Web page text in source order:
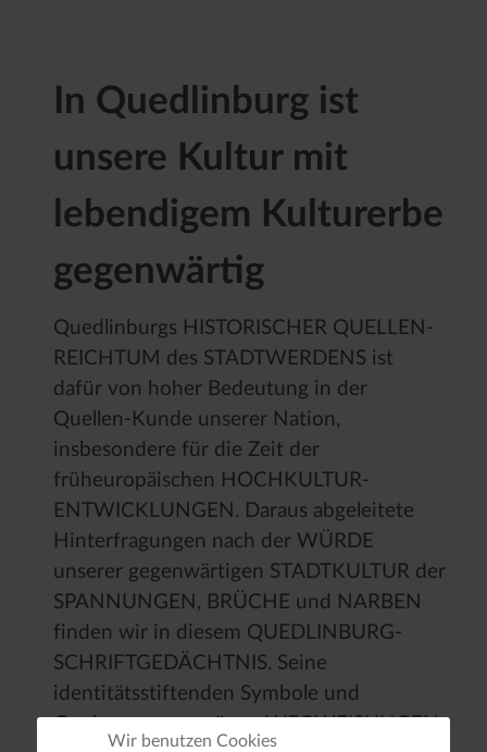
In Quedlinburg ist
unsere Kultur mit
lebendigem Kulturerbe
gegenwärtig
Quedlinburgs HISTORISCHER QUELLEN-
REICHTUM des STADTWERDENS ist
dafür von hoher Bedeutung in der
Quellen-Kunde unserer Nation,
insbesondere für die Zeit der
früheuropäischen HOCHKULTUR-
ENTWICKLUNGEN. Daraus abgeleitete
Hinterfragungen nach der WÜRDE
unserer gegenwärtigen STADTKULTUR der
SPANNUNGEN, BRÜCHE und NARBEN
finden wir in diesem QUEDLINBURG-
SCHRIFTGEDÄCHTNIS. Seine
identitätsstiftenden Symbole und
Gradmesser vermögen WEGWEISUNGEN
Wir benutzen Cookies